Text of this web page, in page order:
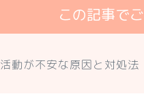
この記事で
動が不安な原因と対処法